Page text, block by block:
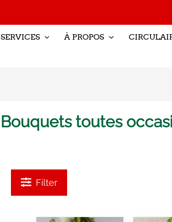
SERVICES À PROPOS
Bouquets toutes
Filter